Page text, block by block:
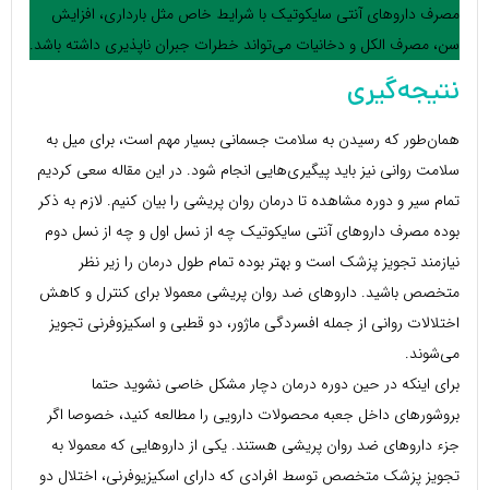
مصرف داروهای آنتی سایکوتیک با شرایط خاص مثل بارداری، افزایش
سن، مصرف الکل و دخانیات می‌تواند خطرات جبران ناپذیری داشته باشد.
نتیجه‌گیری
همان‌طور که رسیدن به سلامت جسمانی بسیار مهم است، برای میل به
سلامت روانی نیز باید پیگیری‌هایی انجام شود. در این مقاله سعی کردیم
تمام سیر و دوره مشاهده تا درمان روان پریشی را بیان کنیم. لازم به ذکر
بوده مصرف داروهای آنتی سایکوتیک چه از نسل اول و چه از نسل دوم
نیازمند تجویز پزشک است و بهتر بوده تمام طول درمان را زیر نظر
متخصص باشید. داروهای ضد روان پریشی معمولا برای کنترل و کاهش
اختلالات روانی از جمله افسردگی ماژور، دو قطبی و اسکیزوفرنی تجویز
می‌شوند.
برای اینکه در حین دوره درمان دچار مشکل خاصی نشوید حتما
بروشورهای داخل جعبه محصولات دارویی را مطالعه کنید، خصوصا اگر
جزء داروهای ضد روان پریشی هستند. یکی از داروهایی که معمولا به
تجویز پزشک متخصص توسط افرادی که دارای اسکیزیوفرنی، اختلال دو